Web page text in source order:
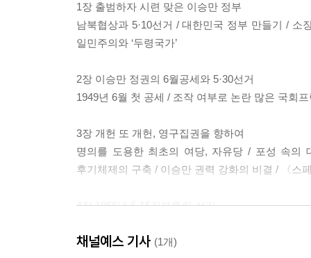
1장 출범하자 시련 맞은 이승만 정부
남북협상과 5·10선거 / 대한민국 정부 만들기 /
일민주의와 ‘두령국가’
2장 이승만 정권의 6월공세와 5·30선거
1949년 6월 첫 공세 / 조작 여부로 논란 많은 국회
3장 개헌 또 개헌, 영구집권을 향하여
명의를 도용한 최초의 여당, 자유당 / 포성 속의
후기체제의 구축 / 이승만 권력 강화의 비결 / 〈스
4장 1956년 5·15정부통령 선거
형장의 이슬로 사라지다 / 자유당, 5·2총선에 총
채널예스 기사 (1개)